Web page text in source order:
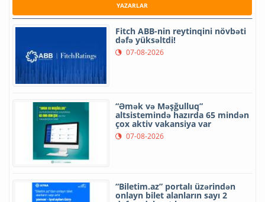
YAZARLAR
Fitch ABB-nin reytinqini növbəti
dəfə yüksəltdi!
07-08-2026
“Əmək və Məşğulluq”
altsistemində hazırda 65 mindən
çox aktiv vakansiya var
07-08-2026
“Biletim.az” portalı üzərindən
onlayn bilet alanların sayı 2